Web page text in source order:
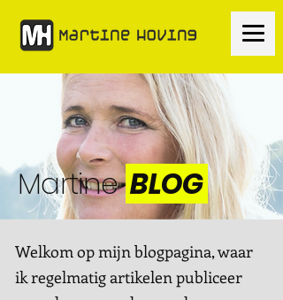
Martine BLOG
Welkom op mijn blogpagina, waar
ik regelmatig artikelen publiceer